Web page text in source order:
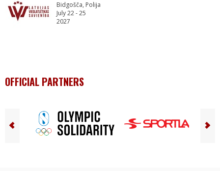
Bidgošča, Polija
July 22 - 25
2027
OFFICIAL PARTNERS